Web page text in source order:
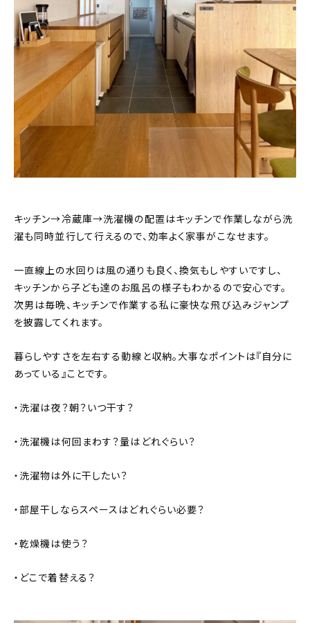
キッチン→冷蔵庫→洗濯機の配置はキッチンで作業しながら洗
濯も同時並行して行えるので、効率よく家事がこなせます。
一直線上の水回りは風の通りも良く、換気もしやすいですし、
キッチンから子ども達のお風呂の様子もわかるので安心です。
次男は毎晩、キッチンで作業する私に豪快な飛び込みジャンプ
を披露してくれます。
暮らしやすさを左右する動線と収納。大事なポイントは『自分に
あっている』ことです。
・洗濯は夜？朝？いつ干す？
・洗濯機は何回まわす？量はどれぐらい？
・洗濯物は外に干したい？
・部屋干しならスペースはどれぐらい必要？
・乾燥機は使う？
・どこで着替える？